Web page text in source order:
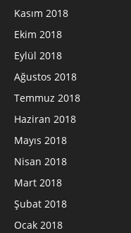
Kasım 2018
Ekim 2018
Eylül 2018
Ağustos 2018
Temmuz 2018
Haziran 2018
Mayıs 2018
Nisan 2018
Mart 2018
Şubat 2018
Ocak 2018